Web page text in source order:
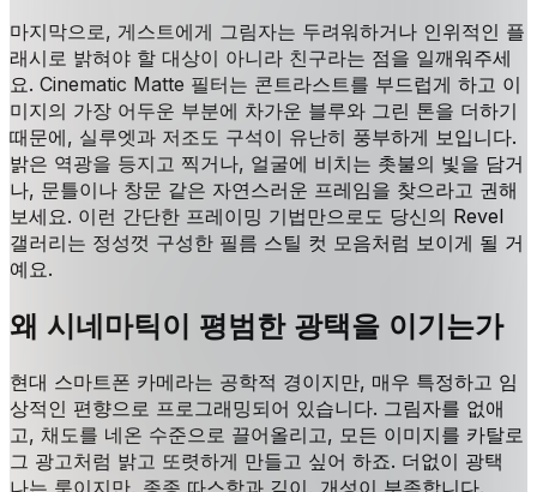
마지막으로, 게스트에게 그림자는 두려워하거나 인위적인 플
래시로 밝혀야 할 대상이 아니라 친구라는 점을 일깨워주세
요. Cinematic Matte 필터는 콘트라스트를 부드럽게 하고 이
미지의 가장 어두운 부분에 차가운 블루와 그린 톤을 더하기
때문에, 실루엣과 저조도 구석이 유난히 풍부하게 보입니다.
밝은 역광을 등지고 찍거나, 얼굴에 비치는 촛불의 빛을 담거
나, 문틀이나 창문 같은 자연스러운 프레임을 찾으라고 권해
보세요. 이런 간단한 프레이밍 기법만으로도 당신의 Revel
갤러리는 정성껏 구성한 필름 스틸 컷 모음처럼 보이게 될 거
예요.
왜 시네마틱이 평범한 광택을 이기는가
현대 스마트폰 카메라는 공학적 경이지만, 매우 특정하고 임
상적인 편향으로 프로그래밍되어 있습니다. 그림자를 없애
고, 채도를 네온 수준으로 끌어올리고, 모든 이미지를 카탈로
그 광고처럼 밝고 또렷하게 만들고 싶어 하죠. 더없이 광택